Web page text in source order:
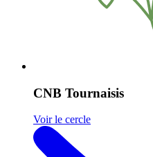
CNB Tournaisis
Voir le cercle